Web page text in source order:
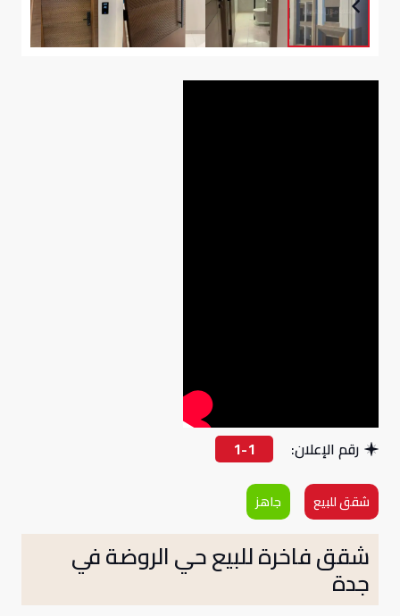
رقم الإعلان: 1-1
شقق للبيع جاهز
شقق فاخرة للبيع حي الروضة في
جدة